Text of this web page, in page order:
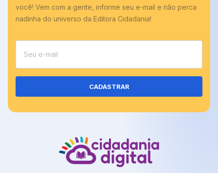
você! Vem com a gente, informe seu e-mail e não perca
nadinha do universo da Editora Cidadania!
CADASTRAR